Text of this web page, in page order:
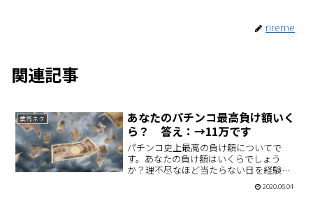
rireme
関連記事
業界ネタ
あなたのパチンコ最高負け額いく
ら？ 答え：→11万です
パチンコ史上最高の負け額についてで
す。あなたの負け額はいくらでしょう
か？理不尽なほど当たらない日を経験し
たことは？1日10万超えたら立派なパチン
2020.06.04